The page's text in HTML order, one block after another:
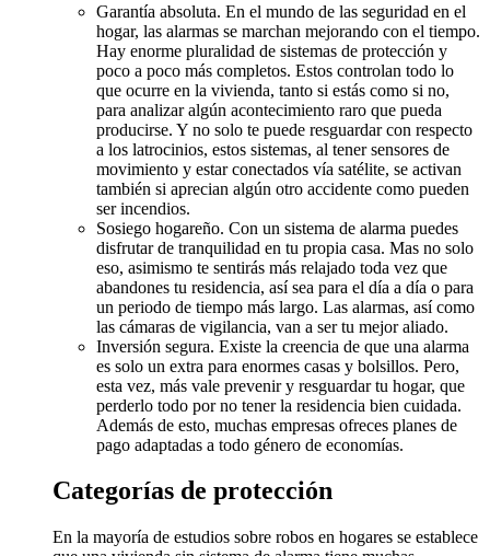
Garantía absoluta. En el mundo de las seguridad en el
hogar, las alarmas se marchan mejorando con el tiempo.
Hay enorme pluralidad de sistemas de protección y
poco a poco más completos. Estos controlan todo lo
que ocurre en la vivienda, tanto si estás como si no,
para analizar algún acontecimiento raro que pueda
producirse. Y no solo te puede resguardar con respecto
a los latrocinios, estos sistemas, al tener sensores de
movimiento y estar conectados vía satélite, se activan
también si aprecian algún otro accidente como pueden
ser incendios.
Sosiego hogareño. Con un sistema de alarma puedes
disfrutar de tranquilidad en tu propia casa. Mas no solo
eso, asimismo te sentirás más relajado toda vez que
abandones tu residencia, así sea para el día a día o para
un periodo de tiempo más largo. Las alarmas, así como
las cámaras de vigilancia, van a ser tu mejor aliado.
Inversión segura. Existe la creencia de que una alarma
es solo un extra para enormes casas y bolsillos. Pero,
esta vez, más vale prevenir y resguardar tu hogar, que
perderlo todo por no tener la residencia bien cuidada.
Además de esto, muchas empresas ofreces planes de
pago adaptadas a todo género de economías.
Categorías de protección
En la mayoría de estudios sobre robos en hogares se establece